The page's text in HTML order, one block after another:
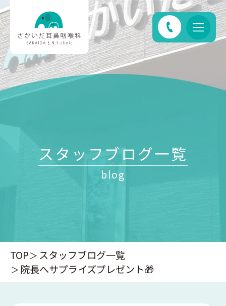
スタッフブログ一覧
blog
TOP
スタッフブログ一覧
院長へサプライズプレゼント🎁